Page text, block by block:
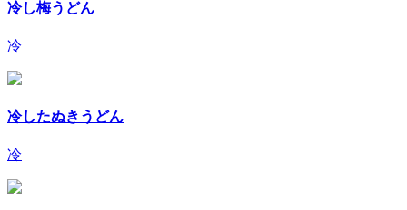
冷し梅うどん
冷
冷したぬきうどん
冷